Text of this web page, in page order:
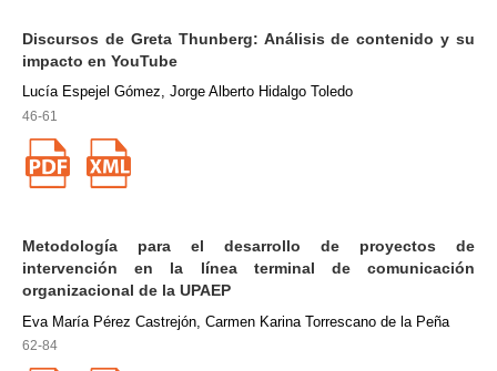
Discursos de Greta Thunberg: Análisis de contenido y su
impacto en YouTube
Lucía Espejel Gómez, Jorge Alberto Hidalgo Toledo
46-61
Metodología para el desarrollo de proyectos de
intervención en la línea terminal de comunicación
organizacional de la UPAEP
Eva María Pérez Castrejón, Carmen Karina Torrescano de la Peña
62-84